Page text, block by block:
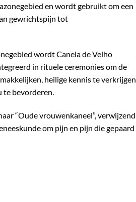
en wordt gebruikt om een
gewrichtspijn tot
wordt Canela de Velho
in rituele ceremonies om de
heilige kennis te verkrijgen
te bevorderen.
“Oude vrouwenkaneel”, verwijzend
om pijn en pijn die gepaard